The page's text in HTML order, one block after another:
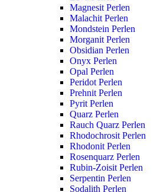
Magnesit Perlen
Malachit Perlen
Mondstein Perlen
Morganit Perlen
Obsidian Perlen
Onyx Perlen
Opal Perlen
Peridot Perlen
Prehnit Perlen
Pyrit Perlen
Quarz Perlen
Rauch Quarz Perlen
Rhodochrosit Perlen
Rhodonit Perlen
Rosenquarz Perlen
Rubin-Zoisit Perlen
Serpentin Perlen
Sodalith Perlen